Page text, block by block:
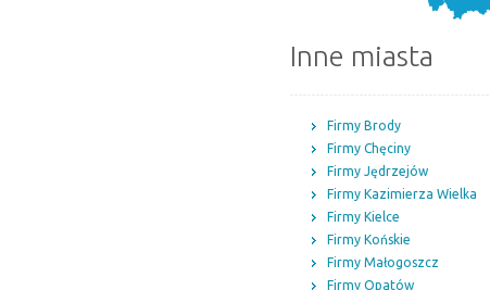
Inne miasta
Firmy Brody
Firmy Chęciny
Firmy Jędrzejów
Firmy Kazimierza Wielka
Firmy Kielce
Firmy Końskie
Firmy Małogoszcz
Firmy Opatów